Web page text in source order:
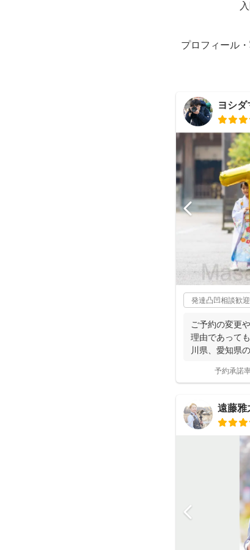
プロフィール
ヨシダ
発達凸凹相談歓迎
ご予約の変更
理由であって
川県、愛知県
予約承諾
遠藤雅